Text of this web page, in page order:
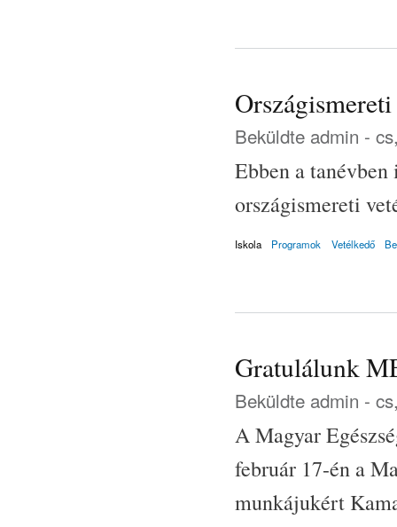
Beküldte admin -
Ebben a
országismereti
Iskola Programok Vetélkedő
Gratulálunk
Beküldte admin -
A Magyar
február 17-én a
munkájukért